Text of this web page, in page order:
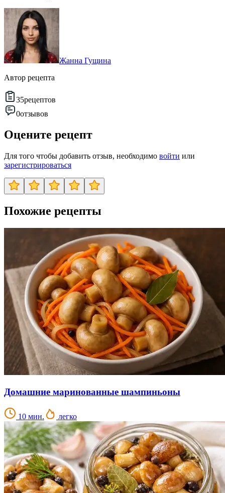
Жанна Гущина
Автор рецепта
35рецептов
0отзывов
Оцените рецепт
Для того чтобы добавить отзыв, необходимо войти или
зарегистрироваться
Похожие рецепты
Домашние маринованные шампиньоны
10 мин. легко